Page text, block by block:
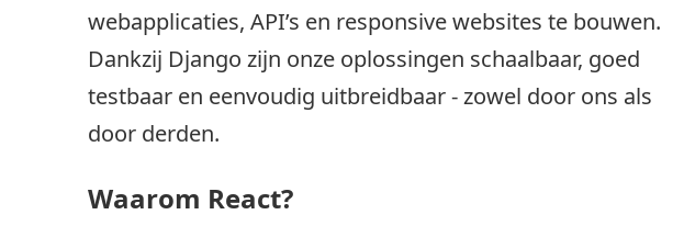
webapplicaties, API’s en responsive websites te bouwen.
Dankzij Django zijn onze oplossingen schaalbaar, goed
testbaar en eenvoudig uitbreidbaar - zowel door ons als
door derden.
Waarom React?